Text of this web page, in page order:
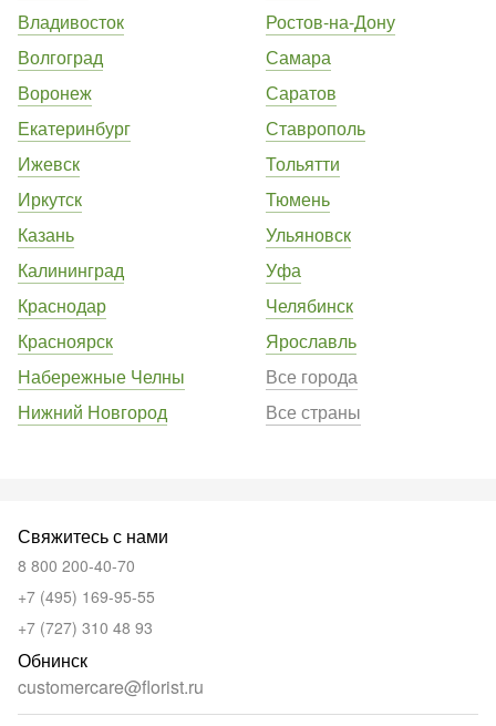
Владивосток
Волгоград
Воронеж
Екатеринбург
Ижевск
Иркутск
Казань
Калининград
Краснодар
Красноярск
Набережные Челны
Нижний Новгород
Ростов-на-Дону
Самара
Саратов
Ставрополь
Тольятти
Тюмень
Ульяновск
Уфа
Челябинск
Ярославль
Все города
Все страны
Свяжитесь с нами
8 800 200-40-70
+7 (495) 169-95-55
+7 (727) 310 48 93
Обнинск
customercare@florist.ru